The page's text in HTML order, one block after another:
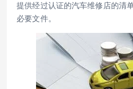
提供经过认证的汽车维修店的清
必要文件。